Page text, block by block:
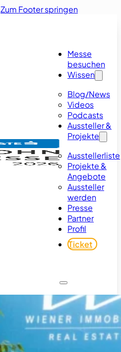
Zum Footer springen
Messe
besuchen
Wissen
Blog/News
Videos
Podcasts
Aussteller &
Projekte
Ausstellerliste
Projekte &
Angebote
Aussteller
werden
Presse
Partner
Profil
Ticket